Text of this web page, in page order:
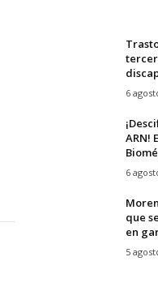
6
ARN!
6
que
en
5